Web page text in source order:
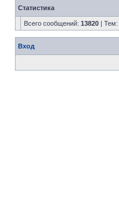
Статистика
Всего сообщений: 13820 | Тем:
Вход